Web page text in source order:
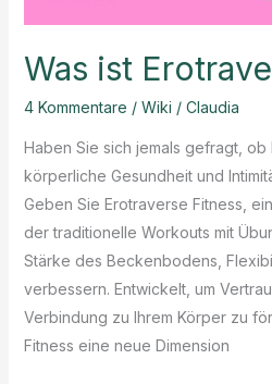
Was ist
4 Kommentare / Wiki / Claudia
Haben Sie sich jemals gefragt, ob
körperliche Gesundheit und
Geben Sie Erotraverse Fitness,
der traditionelle Workouts mit
Stärke des Beckenbodens,
verbessern. Entwickelt, um
Verbindung zu Ihrem Körper zu
Fitness eine neue Dimension